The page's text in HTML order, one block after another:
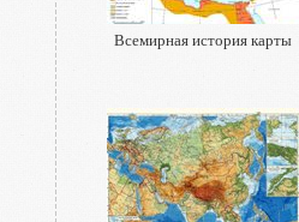
Всемирная история карты